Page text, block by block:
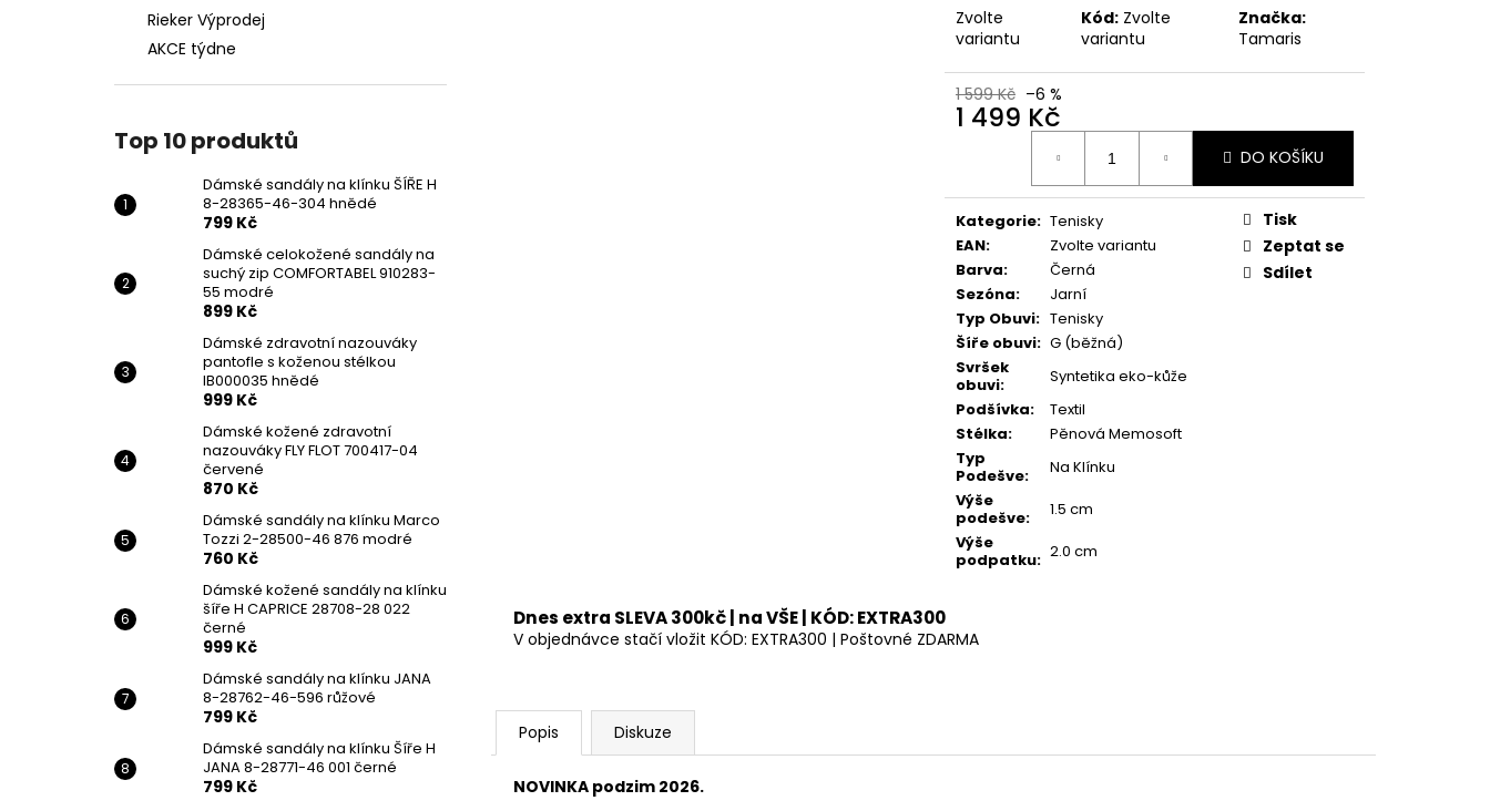
Rieker Výprodej
AKCE týdne
Top 10 produktů
Dámské sandály na klínku ŠÍŘE H
8-28365-46-304 hnědé
799 Kč
Dámské celokožené sandály na
suchý zip COMFORTABEL 910283-
55 modré
899 Kč
Dámské zdravotní nazouváky
pantofle s koženou stélkou
IB000035 hnědé
999 Kč
Dámské kožené zdravotní
nazouváky FLY FLOT 700417-04
červené
870 Kč
Dámské sandály na klínku Marco
Tozzi 2-28500-46 876 modré
760 Kč
Dámské kožené sandály na klínku
šíře H CAPRICE 28708-28 022
černé
999 Kč
Dámské sandály na klínku JANA
8-28762-46-596 růžové
799 Kč
Dámské sandály na klínku Šíře H
JANA 8-28771-46 001 černé
799 Kč
Zvolte
variantu
Kód: Zvolte
variantu
Značka:
Tamaris
1 599 Kč –6 %
1 499 Kč
DO KOŠÍKU
Kategorie: Tenisky
EAN:
Zvolte variantu
Barva:
Černá
Sezóna:
Jarní
Typ Obuvi: Tenisky
Šíře obuvi: G (běžná)
Svršek
obuvi:
Syntetika eko-kůže
Podšívka:
Textil
Stélka:
Pěnová Memosoft
Typ
Podešve:
Na Klínku
Výše
podešve:
1.5 cm
Výše
podpatku: 2.0 cm
Tisk
Zeptat se
Sdílet
Dnes extra SLEVA 300kč | na VŠE | KÓD: EXTRA300
V objednávce stačí vložit KÓD: EXTRA300 | Poštovné ZDARMA
Popis Diskuze
NOVINKA podzim 2026.